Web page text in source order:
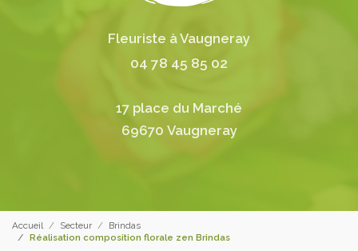
Fleuriste à Vaugneray
04 78 45 85 02
17 place du Marché
69670 Vaugneray
Accueil Secteur
Brindas
Réalisation composition florale zen Brindas